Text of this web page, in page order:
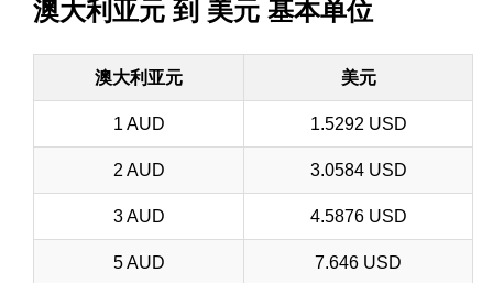
澳大利亚元 到 美元 基本单位
澳大利亚元 美元
1 AUD 1.5292 USD
2 AUD 3.0584 USD
3 AUD 4.5876 USD
5 AUD 7.646 USD